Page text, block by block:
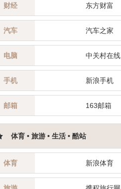
财经 东方财富
汽车 汽车之家
电脑 中关村在线
手机 新浪手机
邮箱 163邮箱
体育 • 旅游 • 生活 • 酷站
体育 新浪体育